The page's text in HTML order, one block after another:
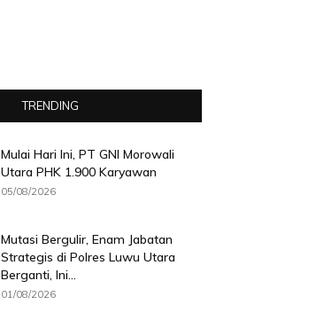
TRENDING
Mulai Hari Ini, PT GNI Morowali
Utara PHK 1.900 Karyawan
05/08/2026
Mutasi Bergulir, Enam Jabatan
Strategis di Polres Luwu Utara
Berganti, Ini...
01/08/2026